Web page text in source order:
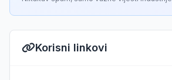
Korisni linkovi